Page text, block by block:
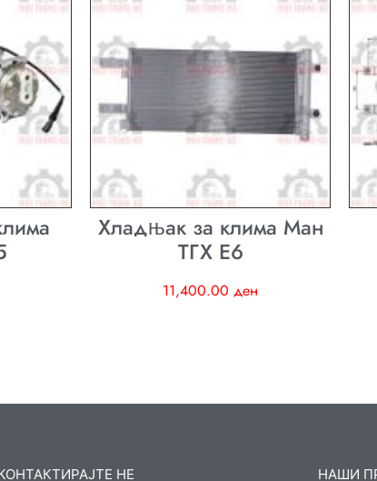
Хладњак за клима Ман
ТГХ E6
11,400.00 ден
НЕ НАШИ